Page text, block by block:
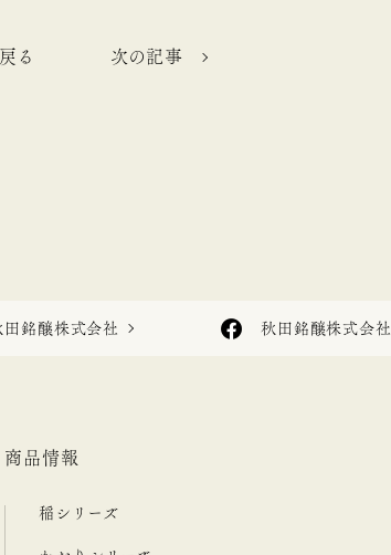
る 次の記事
田銘醸株式会社 秋田銘醸株式会社
商品情報
稲シリーズ